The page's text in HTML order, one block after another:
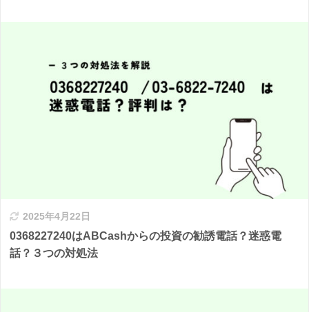
2025年4月22日
0368227240はABCashからの投資の勧誘電話？迷惑電
話？３つの対処法